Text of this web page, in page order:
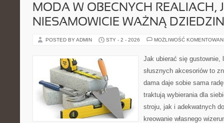
MODA W OBECNYCH REALIACH,
NIESAMOWICIE WAŻNĄ
POSTED BY ADMIN STY - 2 - 2026 MOŻLIWOŚĆ
Jak ubierać się gustownie,
słusznych akcesoriów to
dama daje sobie sama
traktują wybierania dla
stroju, jak i adekwatnych
kreowanie własnego